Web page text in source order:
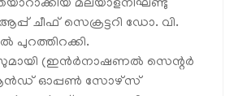
തയാറാക്കിയ മലയാളനിഘണ്ടു
ചീഫ് സെക്രട്ടറി ഡോ. വി.
പുറത്തിറക്കി.
(ഇൻർനാഷണൽ സെന്റർ
ആൻഡ് ഓപ്പൺ സോഴ്‌സ്